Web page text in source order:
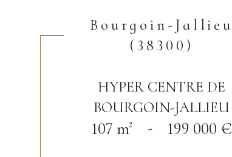
Bourgoin-Jallieu
(38300)
HYPER CENTRE DE
BOURGOIN-JALLIEU
107 m² - 199 000 €